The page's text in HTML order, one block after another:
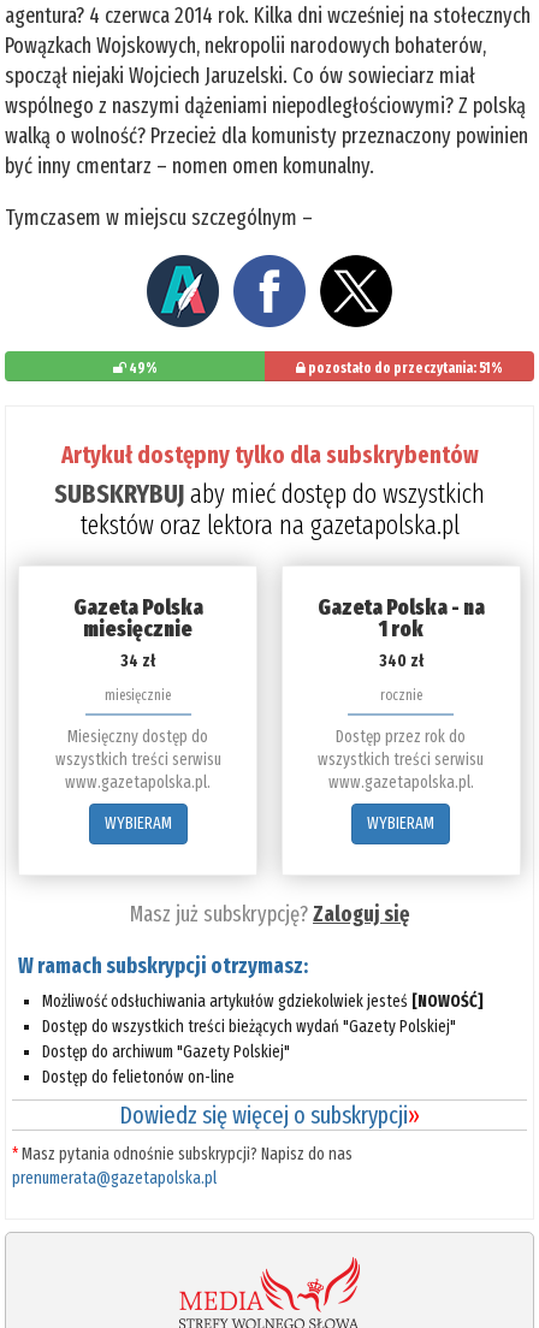
agentura? 4 czerwca 2014 rok. Kilka dni wcześniej na stołecznych
Powązkach Wojskowych, nekropolii narodowych bohaterów,
spoczął niejaki Wojciech Jaruzelski. Co ów sowieciarz miał
wspólnego z naszymi dążeniami niepodległościowymi? Z polską
walką o wolność? Przecież dla komunisty przeznaczony powinien
być inny cmentarz – nomen omen komunalny.
Tymczasem w miejscu szczególnym –
49% pozostało do przeczytania: 51%
Artykuł dostępny tylko dla subskrybentów
SUBSKRYBUJaby mieć dostęp do wszystkich
tekstów oraz lektora na gazetapolska.pl
Gazeta Polska
miesięcznie
34 zł
miesięcznie
Miesięczny dostęp do
wszystkich treści serwisu
www.gazetapolska.pl.
WYBIERAM
Gazeta Polska - na
1 rok
340 zł
rocznie
Dostęp przez rok do
wszystkich treści serwisu
www.gazetapolska.pl.
WYBIERAM
Masz już subskrypcję?Zaloguj się
W ramach subskrypcji otrzymasz:
Możliwość odsłuchiwania artykułów gdziekolwiek jesteś [NOWOŚĆ]
Dostęp do wszystkich treści bieżących wydań "Gazety Polskiej"
Dostęp do archiwum "Gazety Polskiej"
Dostęp do felietonów on-line
Dowiedz się więcej o subskrypcji»
*Masz pytania odnośnie subskrypcji? Napisz do nas
prenumerata@gazetapolska.pl